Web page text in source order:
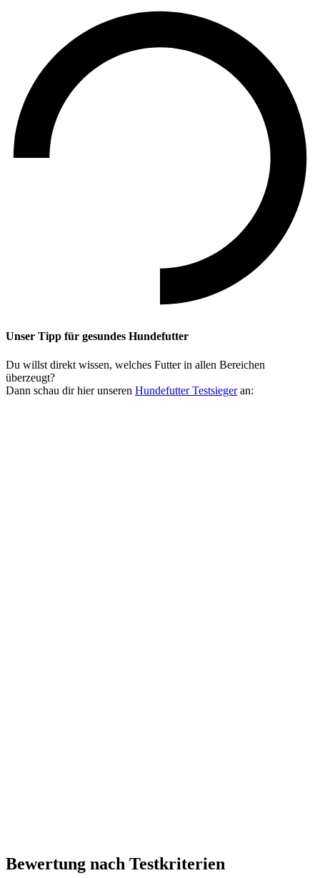
Unser Tipp für gesundes Hundefutter
Du willst direkt wissen, welches Futter in allen Bereichen
überzeugt?
Dann schau dir hier unseren Hundefutter Testsiegeran:
Bewertung nach Testkriterien